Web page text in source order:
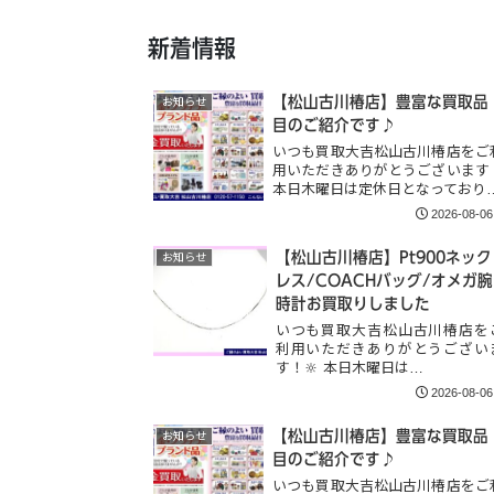
新着情報
お知らせ
【松山古川椿店】豊富な買取品
目のご紹介です♪
いつも買取大吉松山古川椿店をご
用いただきありがとうございます
本日木曜日は定休日となっており…
2026-08-06
お知らせ
【松山古川椿店】Pt900ネック
レス/COACHバッグ/オメガ腕
時計お買取りしました
いつも買取大吉松山古川椿店を
利用いただきありがとうござい
す！🔆 本日木曜日は…
2026-08-06
お知らせ
【松山古川椿店】豊富な買取品
目のご紹介です♪
いつも買取大吉松山古川椿店をご